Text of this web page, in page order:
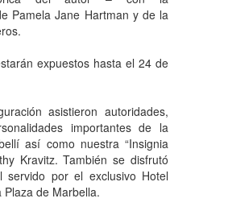
Pamela Jane Hartman y de la
expuestos hasta el 24 de
asistieron autoridades,
importantes de la
así como nuestra “Insignia
Kravitz. También se disfrutó
servido por el exclusivo Hotel
Plaza de Marbella.